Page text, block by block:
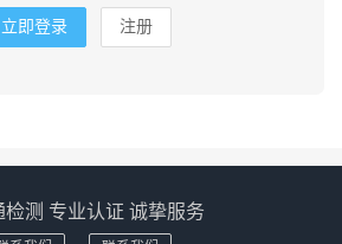
立即登录 注册
检测 专业认证 诚挚服务